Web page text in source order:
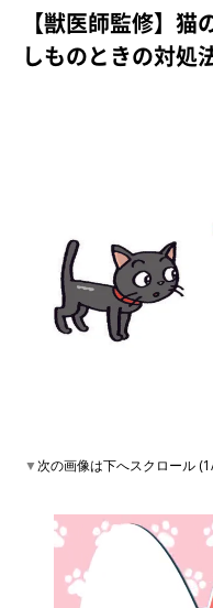
【獣医師監修】
しものときの対処
▼次の画像は下へスクロール